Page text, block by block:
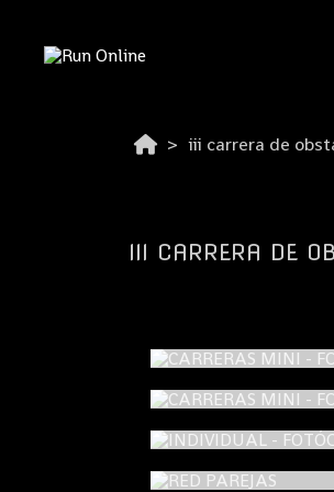
iii carrera de
III CARRERA DE
CARRERAS
INDIVIDUAL -
RED